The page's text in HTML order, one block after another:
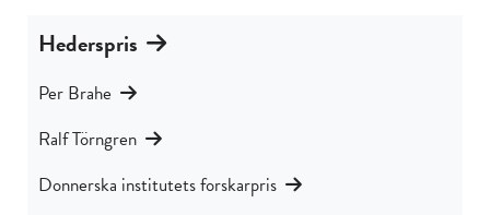
Hederspris
Per Brahe
Ralf Törngren
Donnerska institutets forskarpris